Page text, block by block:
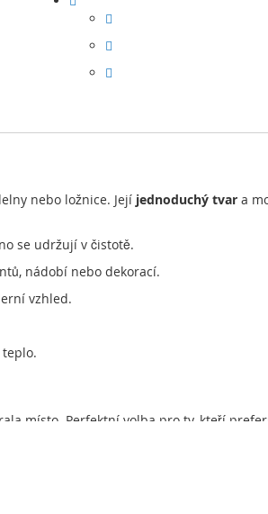
nebo ložnice. Její jednoduchý tvar a
se udržují v čistotě.
nádobí nebo dekorací.
vzhled.
místo. Perfektní volba pro ty, kteří